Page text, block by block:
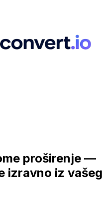
proširenje —
izravno iz vašeg